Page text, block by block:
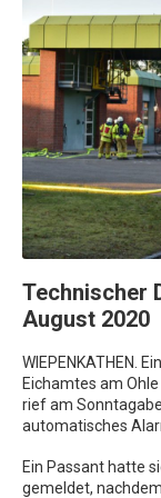
Technischer
August 2020
WIEPENKATHEN.
Eichamtes am
rief am
automatisches
Ein Passant hatte
gemeldet,